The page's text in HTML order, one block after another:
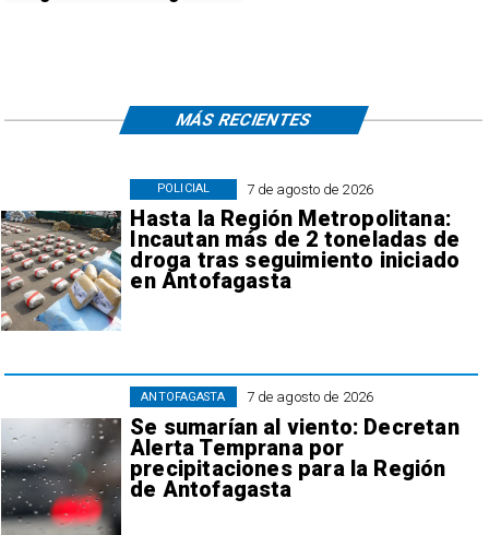
7 de agosto de 2026
Hasta la Región Metropolitana:
Incautan más de 2 toneladas de
droga tras seguimiento iniciado
en Antofagasta
POLICIAL
7 de agosto de 2026
Se sumarían al viento: Decretan
Alerta Temprana por
precipitaciones para la Región
de Antofagasta
ANTOFAGASTA
MÁS RECIENTES